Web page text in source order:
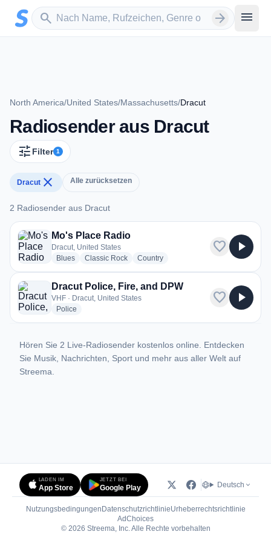
Zum Hauptinhalt springen
search
Sender suchen arrow_forward menu
North America/United States/Massachusetts/Dracut
Radiosender aus Dracut
tune Filter 1
Dracut close Alle zurücksetzen
2 Radiosender aus Dracut
2 Radiosender aus Dracut
Mo's Place Radio
Dracut, United States
Bluesradio stations
Classic Rockradio stations
Countryradio stations
favorite play_arrow
Dracut Police, Fire, and DPW
VHF · Dracut, United States
Police
favorite play_arrow
Hören Sie 2 Live-Radiosender kostenlos online. Entdecken
Sie Musik, Nachrichten, Sport und mehr aus aller Welt auf
Streema.
LADEN IM
App Store
JETZT BEI
Google Play Deutsch
Nutzungsbedingungen DatenschutzrichtlinieUrheberrechtsrichtlinie
AdChoices(öffnet in neuem Tab)
© 2026 Streema, Inc. Alle Rechte vorbehalten